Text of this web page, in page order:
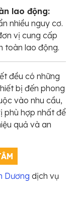
lao động:
nhiều nguy cơ.
vị cung cấp
toàn lao động.
đều có những
bị đến phong
vào nhu cầu,
phù hợp nhất để
quả và an
Dương dịch vụ